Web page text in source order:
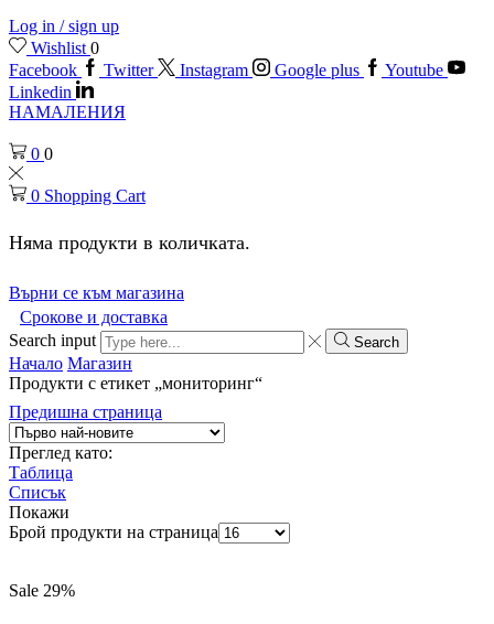
Log in / sign up
Wishlist 0
Facebook
Twitter Instagram Google plus
Youtube
Linkedin
НАМАЛЕНИЯ
0 0
0 Shopping Cart
Няма продукти в количката.
Върни се към магазина
Срокове и доставка
Search input
Search
Начало Магазин
Продукти с етикет „мониторинг“
Предишна страница
Преглед като:
Таблица
Списък
Покажи
Брой продукти на страница
Sale 29%